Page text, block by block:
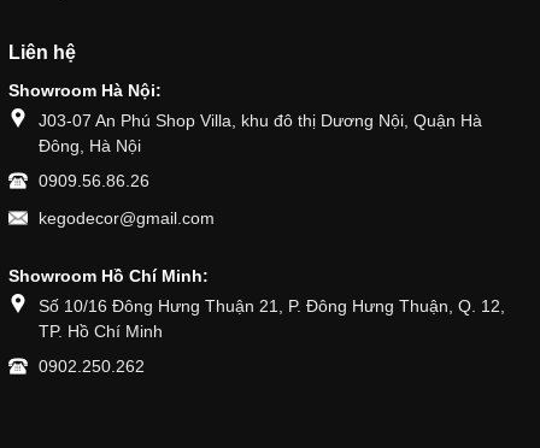
Liên hệ
Showroom Hà Nội:
J03-07 An Phú Shop Villa, khu đô thị Dương Nội, Quận Hà
Đông, Hà Nội
0909.56.86.26
kegodecor@gmail.com
Showroom Hồ Chí Minh:
Số 10/16 Đông Hưng Thuận 21, P. Đông Hưng Thuận, Q. 12,
TP. Hồ Chí Minh
0902.250.262